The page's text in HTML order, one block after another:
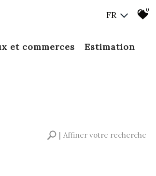
FR 0
et commerces estimation
Affiner votre recherche